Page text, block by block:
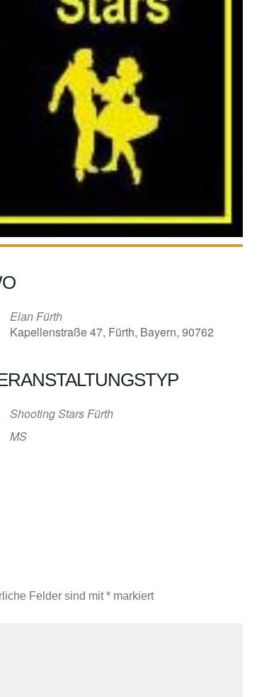
Elan Fürth
Kapellenstraße 47, Fürth, Bayern, 90762
Shooting Stars Fürth
MS
Felder sind mit* markiert